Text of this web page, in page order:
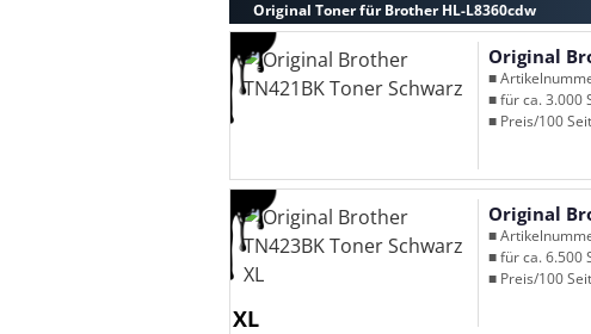
Original Toner für Brother HL-L8360cdw
Original
■
■ für ca. 3.000
■ Preis/100
XL
Original
■
■ für ca. 6.500
■ Preis/100